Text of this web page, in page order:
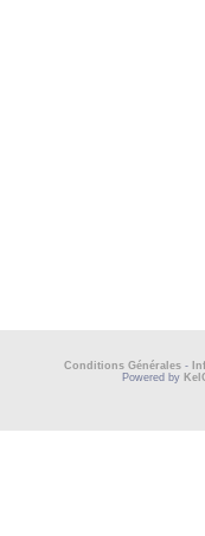
Conditions Générales -
Powered by